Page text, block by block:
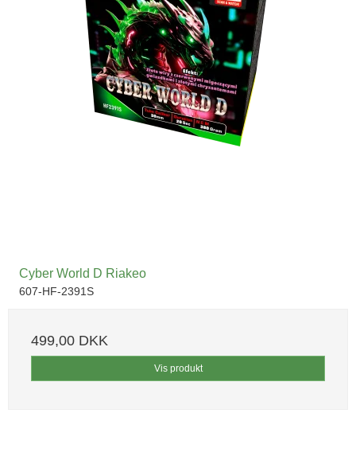
Cyber World D Riakeo
607-HF-2391S
499,00 DKK
Vis produkt